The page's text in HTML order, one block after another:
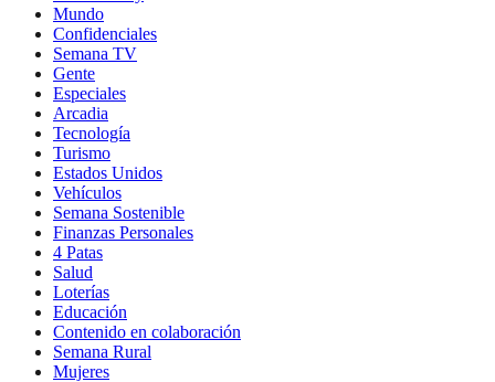
Mundo
Confidenciales
Semana TV
Gente
Especiales
Arcadia
Tecnología
Turismo
Estados Unidos
Vehículos
Semana Sostenible
Finanzas Personales
4 Patas
Salud
Loterías
Educación
Contenido en colaboración
Semana Rural
Mujeres